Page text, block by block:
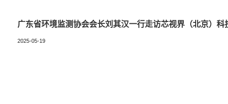
广东省环境监测协会会长刘其汉一行走访芯视界（北京）科
2025-05-19